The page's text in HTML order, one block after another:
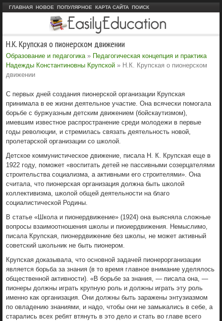
ГЛАВНАЯ НОВОЕ ПОПУЛЯРНОЕ КАРТА САЙТА ПОИСК
Н.К. Крупская о пионерском движении
Образование и педагогика » Педагогическая концепция и практика
Надежды Константиновны Крупской » Н.К. Крупская о пионерском
движении
С первых дней создания пионерской организации Крупская
принимала в ее жизни деятельное участие. Она всячески помогала
борьбе с буржуазным детским движением (бойскаутизмом),
имевшим известное распространение среди молодежи в первые
годы революции, и стремилась связать деятельность новой,
пролетарской организации со школой.
Детское коммунистическое движение, писала Н. К. Крупская еще в
1922 году, поможет «воспитать детей не пассивными созерцателями
строительства социализма, а активными его строителями». Она
считала, что пионерская организация должна быть школой
коллективизма, школой общей деятельности на благо
социалистической Родины.
В статье «Школа и пионердвижение» (1924) она выясняла сложные
вопросы взаимоотношения школы и пиоиердвижения. Немыслимо,
писала Крупская, пионердвижение без школы, не может активный
советский школьник не быть пионером.
Крупская доказывала, что основной задачей пионерорганизации
является борьба за знания (в то время главное внимание уделялось
общественной активности). «В борьбе за знания, — писала она, —
пионеры должны играть крупную роль и должны играть эту роль
именно как организация. Они должны быть заражены энтузиазмом
по овладению знаниями, и надо, чтобы они не замыкались в себе, а
старались всех ребят втянуть в это дело и стать во главе всего